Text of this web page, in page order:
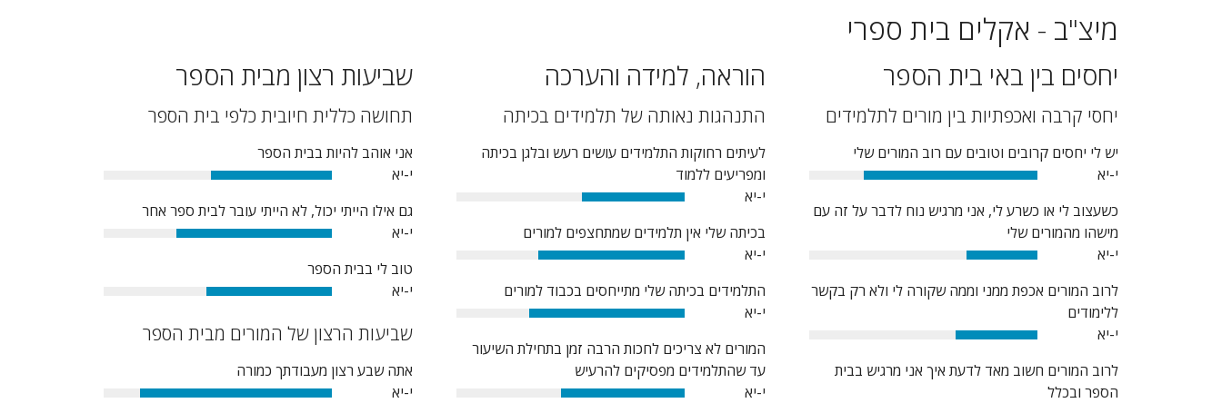
מיצ"ב - אקלים בית ספרי
יחסים בין באי בית הספר
יחסי קרבה ואכפתיות בין מורים לתלמידים
יש לי יחסים קרובים וטובים עם רוב המורים שלי
י-יא
76%
כשעצוב לי או כשרע לי, אני מרגיש נוח לדבר על זה עם
מישהו מהמורים שלי
י-יא
31%
לרוב המורים אכפת ממני וממה שקורה לי ולא רק בקשר
ללימודים
י-יא
36%
לרוב המורים חשוב מאד לדעת איך אני מרגיש בבית
הספר ובכלל
הוראה, למידה והערכה
התנהגות נאותה של תלמידים בכיתה
לעיתים רחוקות התלמידים עושים רעש ובלגן בכיתה
ומפריעים ללמוד
י-יא
45%
בכיתה שלי אין תלמידים שמתחצפים למורים
י-יא
64%
התלמידים בכיתה שלי מתייחסים בכבוד למורים
י-יא
68%
המורים לא צריכים לחכות הרבה זמן בתחילת השיעור
עד שהתלמידים מפסיקים להרעיש
י-יא
54%
שביעות רצון מבית הספר
תחושה כללית חיובית כלפי בית הספר
אני אוהב להיות בבית הספר
י-יא
53%
גם אילו הייתי יכול, לא הייתי עובר לבית ספר אחר
י-יא
68%
טוב לי בבית הספר
י-יא
55%
שביעות הרצון של המורים מבית הספר
אתה שבע רצון מעבודתך כמורה
י-יא
84%